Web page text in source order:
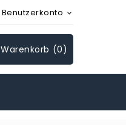
Benutzerkonto 
Warenkorb (0)